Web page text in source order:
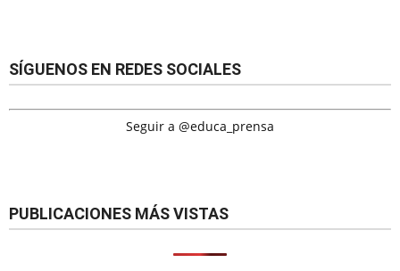
SÍGUENOS EN REDES SOCIALES
Seguir a @educa_prensa
PUBLICACIONES MÁS VISTAS